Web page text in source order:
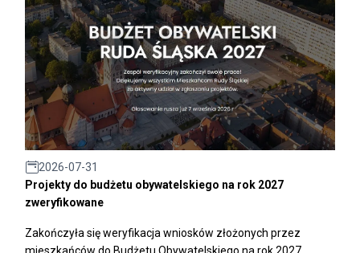
2026-07-31
Projekty do budżetu obywatelskiego na rok 2027
zweryfikowane
Zakończyła się weryfikacja wniosków złożonych przez